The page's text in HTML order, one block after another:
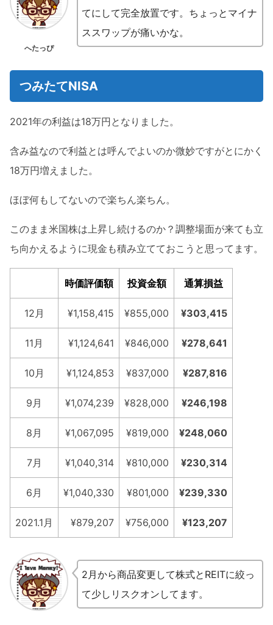
へたっぴ
てにして完全放置です。ちょっとマイナ
ススワップが痛いかな。
つみたてNISA
2021年の利益は18万円となりました。
含み益なので利益とは呼んでよいのか微妙ですがとにかく
18万円増えました。
ほぼ何もしてないので楽ちん楽ちん。
このまま米国株は上昇し続けるのか？調整場面が来ても立
ち向かえるように現金も積み立てておこうと思ってます。
時価評価額 投資金額 通算損益
12月 ¥1,158,415 ¥855,000 ¥303,415
11月 ¥1,124,641 ¥846,000 ¥278,641
10月 ¥1,124,853 ¥837,000 ¥287,816
9月 ¥1,074,239 ¥828,000 ¥246,198
8月 ¥1,067,095 ¥819,000 ¥248,060
7月 ¥1,040,314 ¥810,000 ¥230,314
6月 ¥1,040,330 ¥801,000 ¥239,330
2021.1月 ¥879,207 ¥756,000 ¥123,207
2月から商品変更して株式とREITに絞っ
て少しリスクオンしてます。